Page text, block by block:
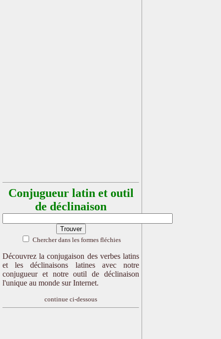
Conjugueur latin et outil
de déclinaison
Chercher dans les formes fléchies
Découvrez la conjugaison des verbes latins
et les déclinaisons latines avec notre
conjugueur et notre outil de déclinaison
l'unique au monde sur Internet.
continue ci-dessous